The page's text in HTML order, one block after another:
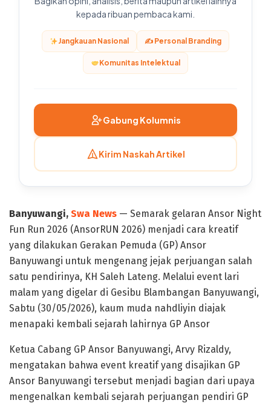
kepada ribuan pembaca kami.
Jangkauan Nasional ✍️ Personal Branding
Komunitas Intelektual
Gabung Kolumnis
Kirim Naskah Artikel
Banyuwangi, Swa News — Semarak gelaran Ansor Night
Fun Run 2026 (AnsorRUN 2026) menjadi cara kreatif
yang dilakukan Gerakan Pemuda (GP) Ansor
Banyuwangi untuk mengenang jejak perjuangan salah
satu pendirinya, KH Saleh Lateng. Melalui event lari
malam yang digelar di Gesibu Blambangan Banyuwangi,
Sabtu (30/05/2026), kaum muda nahdliyin diajak
menapaki kembali sejarah lahirnya GP Ansor
Ketua Cabang GP Ansor Banyuwangi, Arvy Rizaldy,
mengatakan bahwa event kreatif yang disajikan GP
Ansor Banyuwangi tersebut menjadi bagian dari upaya
mengenalkan kembali sejarah perjuangan pendiri GP